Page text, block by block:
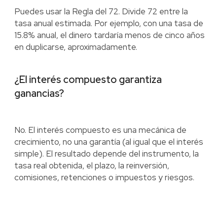
Puedes usar la Regla del 72. Divide 72 entre la
tasa anual estimada. Por ejemplo, con una tasa de
15.8% anual, el dinero tardaría menos de cinco años
en duplicarse, aproximadamente.
¿El interés compuesto garantiza
ganancias?
No. El interés compuesto es una mecánica de
crecimiento, no una garantía (al igual que el interés
simple). El resultado depende del instrumento, la
tasa real obtenida, el plazo, la reinversión,
comisiones, retenciones o impuestos y riesgos.